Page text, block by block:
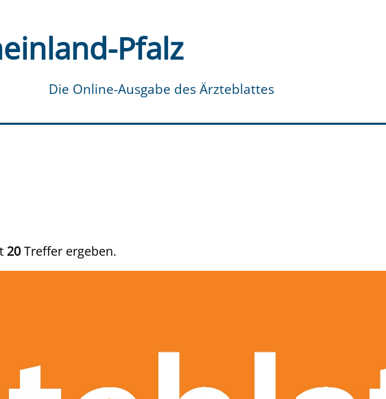
Pfalz
Die Online-Ausgabe des Ärzteblattes
20 Treffer ergeben.